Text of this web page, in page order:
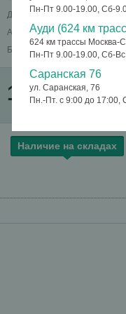
Диаметр
Артикул
Базовая единица
15 620 руб.
Наличие на складах
Пн-Пт 9.00-19.00, Сб-
Ауди (624 км
624 км трассы Москва-
Пн-Пт 9.00-19.00, Сб-
Саранская 76
ул. Саранская, 76
Пн.-Пт. с 9:00 до 17:00,